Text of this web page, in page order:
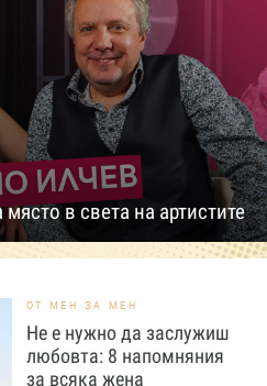
в света на артистите
ОТ МЕН ЗА МЕН
Не е нужно да заслужиш
любовта: 8 напомняния
за всяка жена